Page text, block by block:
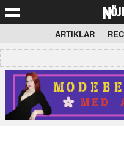
ARTIKLAR